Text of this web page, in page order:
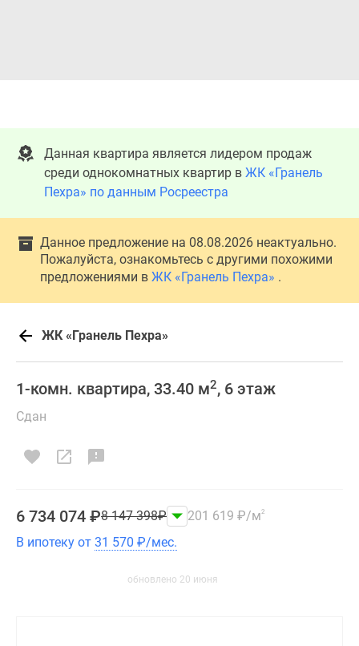
Данная квартира является лидером продаж
среди однокомнатных квартир в ЖК «Гранель
Пехра» по данным Росреестра
Данное предложение на 08.08.2026 неактуально.
Пожалуйста, ознакомьтесь с другими похожими
предложениями в ЖК «Гранель Пехра» .
ЖК «Гранель Пехра»
1-комн. квартира, 33.40 м2, 6 этаж
Сдан
6 734 074 ₽8 147 398₽ 201 619 ₽/м2
В ипотеку от 31 570 ₽/мес.
обновлено 20 июня